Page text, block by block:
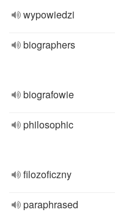
wypowiedzi
biographers
biografowie
philosophic
filozoficzny
paraphrased